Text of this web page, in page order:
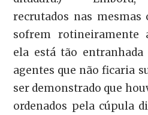
recrutados nas mesmas
sofrem rotineiramente
ela está tão
agentes que não ficaria
ser demonstrado que
ordenados pela cúpula